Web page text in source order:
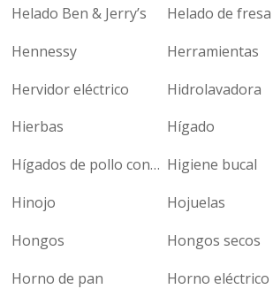
Helado Ben & Jerry’s
Helado de fresa
Hennessy
Herramientas
Hervidor eléctrico
Hidrolavadora
Hierbas
Hígado
Hígados de pollo congelados Higiene bucal
Hinojo
Hojuelas
Hongos
Hongos secos
Horno de pan
Horno eléctrico